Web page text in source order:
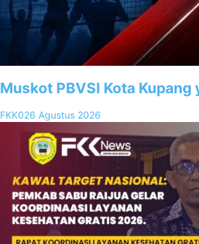
Muskot PBVSI Kota
FKK026 Agustus 2026